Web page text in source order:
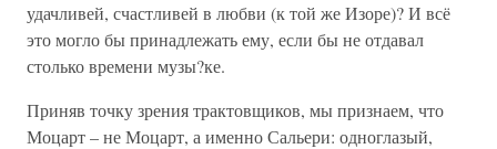
удачливей, счастливей в любви (к той же Изоре)? И всё
это могло бы принадлежать ему, если бы не отдавал
столько времени музы?ке.
Приняв точку зрения трактовщиков, мы признаем, что
Моцарт – не Моцарт, а именно Сальери: одноглазый,